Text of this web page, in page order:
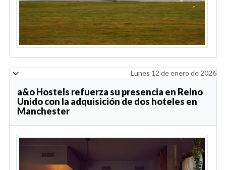
Lunes 12 de enero de 2026
a&o Hostels refuerza su presencia en Reino
Unido con la adquisición de dos hoteles en
Manchester